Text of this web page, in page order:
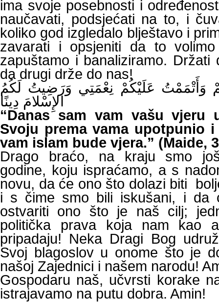
ima svoje posebnosti i
naučavati, podsjećati na to, i
koliko god izgledalo blještavo i
zavarati i opsjeniti da to
zapuštamo i banaliziramo. Držati
da drugi drže do nas!
وَأَتْمَمْتُ عَلَيْكُمْ نِعْمَتِي وَرَضِيتُ لَكُمُ
الإِسْلامَ دِينًا
“Danas sam vam vašu vjeru
Svoju prema vama upotpunio
vam islam bude vjera.” (Maide,
Drago braćo, na kraju smo
godine, koju ispraćamo, a s
novu, da će ono što dolazi biti
i s čime smo bili iskušani, i da
ostvariti ono što je naš cilj;
politička prava koja nam kao
pripadaju! Neka Dragi Bog
Svoj blagoslov u onome što je
našoj Zajednici i našem narodu!
Gospodaru naš, učvrsti korake
istrajavamo na putu dobra. Amin!